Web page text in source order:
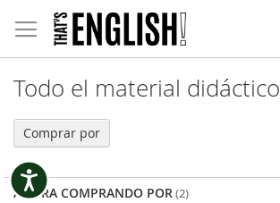
este
web
incluye
sistema
accesibilidad.
Accesibilidad
al
contenido
Todo el material didáctico
Comprar por
AHORA COMPRANDO POR